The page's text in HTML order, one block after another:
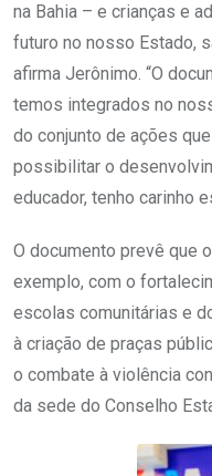
na Bahia – e crianças e
futuro no nosso Estado,
afirma Jerônimo. “O
temos integrados no
do conjunto de ações
possibilitar o
educador, tenho carinho
O documento prevê que
exemplo, com o
escolas comunitárias e
à criação de praças
o combate à violência
da sede do Conselho